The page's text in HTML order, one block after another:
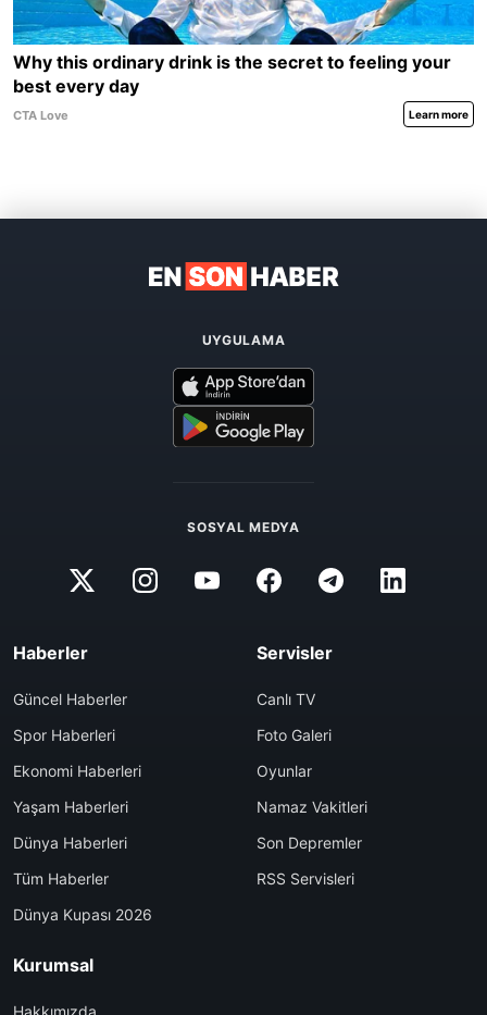
UYGULAMA
SOSYAL MEDYA
Haberler
Güncel Haberler
Spor Haberleri
Ekonomi Haberleri
Yaşam Haberleri
Dünya Haberleri
Tüm Haberler
Dünya Kupası 2026
Servisler
Canlı TV
Foto Galeri
Oyunlar
Namaz Vakitleri
Son Depremler
RSS Servisleri
Kurumsal
Hakkımızda